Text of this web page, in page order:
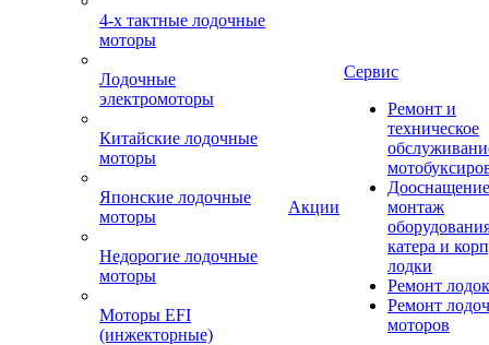
4-х тактные лодочные
моторы
Лодочные
электромоторы
Китайские лодочные
моторы
Японские лодочные
моторы
Недорогие лодочные
моторы
Моторы EFI
(инжекторные)
Акции
Сервис
Ремонт и
техническое
монтаж
катера и
лодки
Ремонт
Ремонт
моторов